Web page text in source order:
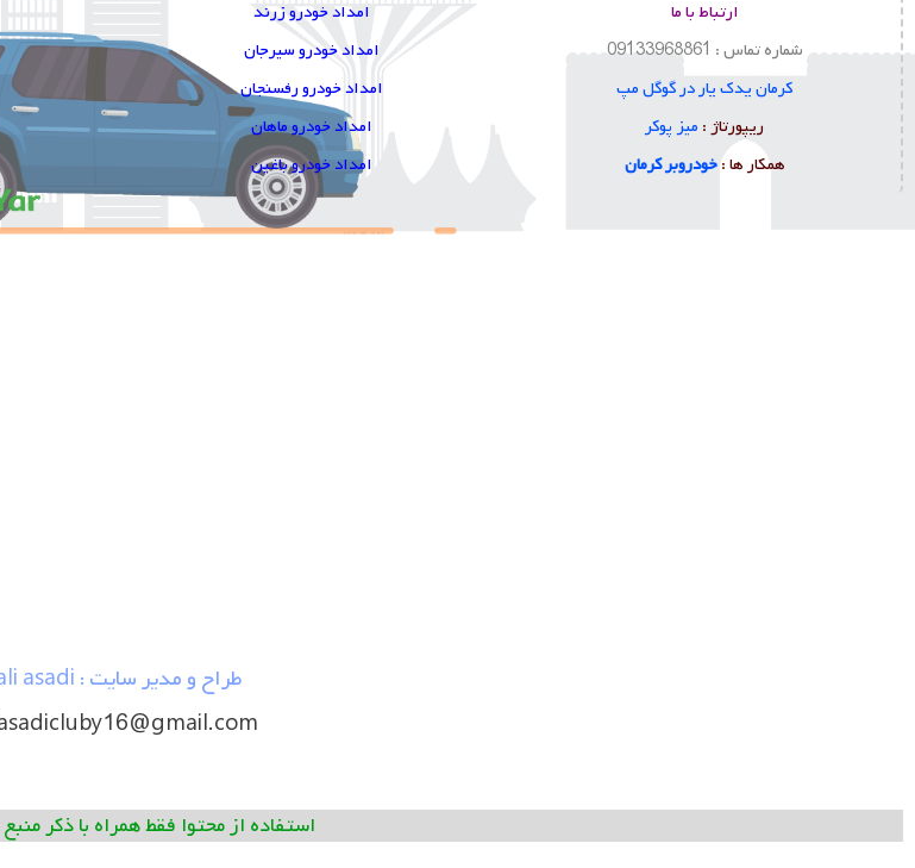
ارتباط با ما
شماره تماس : 09133968861
کرمان یدک یار در گوگل مپ
ریپورتاژ : میز پوکر
همکار ها :خودروبر کرمان
امداد خودرو زرند
امداد خودرو سیرجان
امداد خودرو رفسنجان
امداد خودرو ماهان
امداد خودرو باغین
طراح و مدیر سایت : ali asadi
استفاده از محتوا فقط همراه با ذکر